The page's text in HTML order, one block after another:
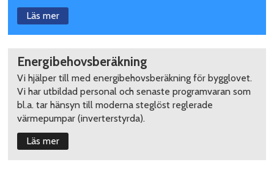
Läs mer
Energibehovsberäkning
Vi hjälper till med energibehovsberäkning för bygglovet.
Vi har utbildad personal och senaste programvaran som
bl.a. tar hänsyn till moderna steglöst reglerade
värmepumpar (inverterstyrda).
Läs mer